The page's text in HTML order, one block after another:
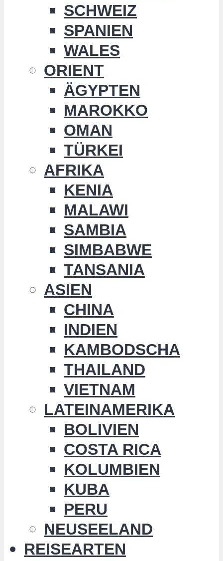
SCHWEIZ
SPANIEN
WALES
ORIENT
ÄGYPTEN
MAROKKO
OMAN
TÜRKEI
AFRIKA
KENIA
MALAWI
SAMBIA
SIMBABWE
TANSANIA
ASIEN
CHINA
INDIEN
KAMBODSCHA
THAILAND
VIETNAM
LATEINAMERIKA
BOLIVIEN
COSTA RICA
KOLUMBIEN
KUBA
PERU
NEUSEELAND
REISEARTEN